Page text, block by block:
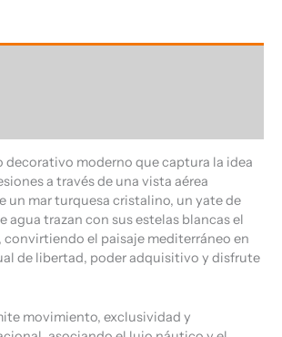
decorativo moderno que captura la idea
a través de una vista aérea
un mar turquesa cristalino, un yate de
agua trazan con sus estelas blancas el
convirtiendo el paisaje mediterráneo en
de libertad, poder adquisitivo y disfrute
movimiento, exclusividad y